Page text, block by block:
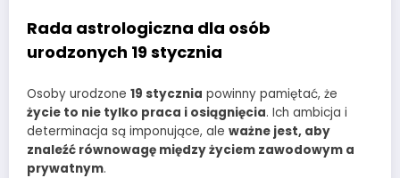
Rada astrologiczna dla osób
urodzonych 19 stycznia
Osoby urodzone 19 stycznia powinny pamiętać, że
życie to nie tylko praca i osiągnięcia. Ich ambicja i
determinacja są imponujące, ale ważne jest, aby
znaleźć równowagę między życiem zawodowym a
prywatnym.